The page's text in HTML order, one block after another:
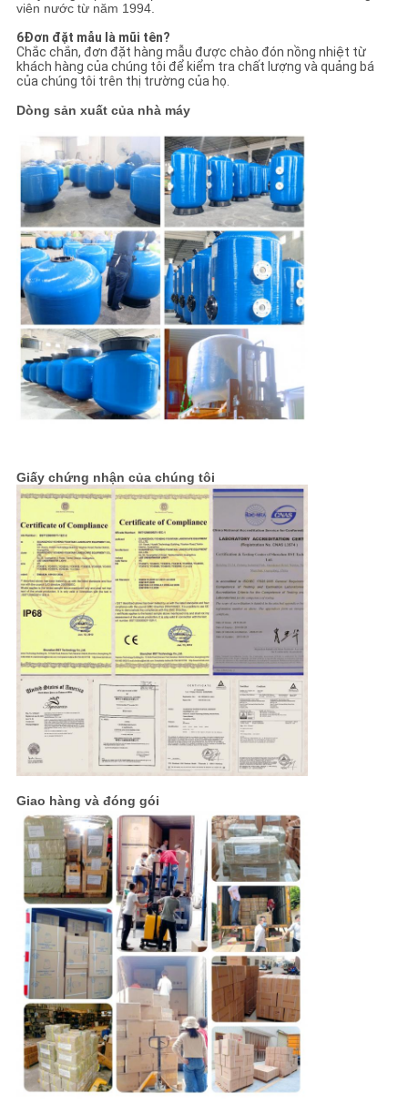
viên nước từ năm 1994.
6Đơn đặt mẫu là mũi tên?
Chắc chắn, đơn đặt hàng mẫu được chào đón nồng nhiệt từ
khách hàng của chúng tôi để kiểm tra chất lượng và quảng bá
của chúng tôi trên thị trường của họ.
Dòng sản xuất của nhà máy
Giấy chứng nhận của chúng tôi
Giao hàng và đóng gói